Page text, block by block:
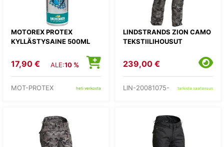
MOTOREX PROTEX
KYLLÄSTYSAINE 500ML
17,90 € ALE:10 %
MOT-PROTEX heti verkosta
LINDSTRANDS ZION CAMO
TEKSTIILIHOUSUT
239,00 €
LIN-20081075- tarkista saatavuus